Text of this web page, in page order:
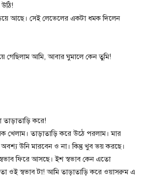
আছে। সেই লেভেলের একটা ধমক দিলেন
গেছিলাম আমি, আবার ঘুমালে কেন তুমি!
করে!
খেলাম। তাড়াতাড়ি করে উঠে পরলাম। মার
উনি মারবেন ও না। কিন্তু খুব ভয় করছে।
ফিরে আসছে। ইশ স্বভাব কেন এতো
ওই স্বভাব টা! আমি তাড়াতাড়ি করে ওয়াসরুম এ